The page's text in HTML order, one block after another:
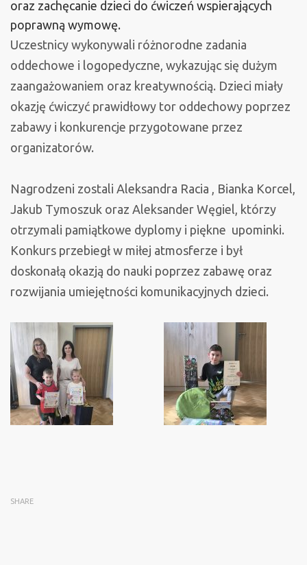
oraz zachęcanie dzieci do ćwiczeń wspierających
poprawną wymowę.
Uczestnicy wykonywali różnorodne zadania
oddechowe i logopedyczne, wykazując się dużym
zaangażowaniem oraz kreatywnością. Dzieci miały
okazję ćwiczyć prawidłowy tor oddechowy poprzez
zabawy i konkurencje przygotowane przez
organizatorów.
Nagrodzeni zostali Aleksandra Racia , Bianka Korcel,
Jakub Tymoszuk oraz Aleksander Węgiel, którzy
otrzymali pamiątkowe dyplomy i piękne upominki.
Konkurs przebiegł w miłej atmosferze i był
doskonałą okazją do nauki poprzez zabawę oraz
rozwijania umiejętności komunikacyjnych dzieci.
SHARE